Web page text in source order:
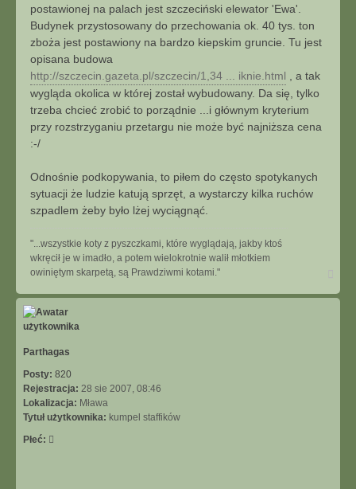
postawionej na palach jest szczeciński elewator 'Ewa'.
Budynek przystosowany do przechowania ok. 40 tys. ton
zboża jest postawiony na bardzo kiepskim gruncie. Tu jest
opisana budowa
http://szczecin.gazeta.pl/szczecin/1,34 ... iknie.html , a tak
wygląda okolica w której został wybudowany. Da się, tylko
trzeba chcieć zrobić to porządnie ...i głównym kryterium
przy rozstrzyganiu przetargu nie może być najniższa cena
:-/
Odnośnie podkopywania, to piłem do często spotykanych
sytuacji że ludzie katują sprzęt, a wystarczy kilka ruchów
szpadlem żeby było lżej wyciągnąć.
"...wszystkie koty z pyszczkami, które wyglądają, jakby ktoś
wkręcił je w imadło, a potem wielokrotnie walił młotkiem
owiniętym skarpetą, są Prawdziwmi kotami."
g
Parthagas
Posty: 820
Rejestracja: 28 sie 2007, 08:46
Lokalizacja: Mława
Tytuł użytkownika: kumpel staffików
Płeć: